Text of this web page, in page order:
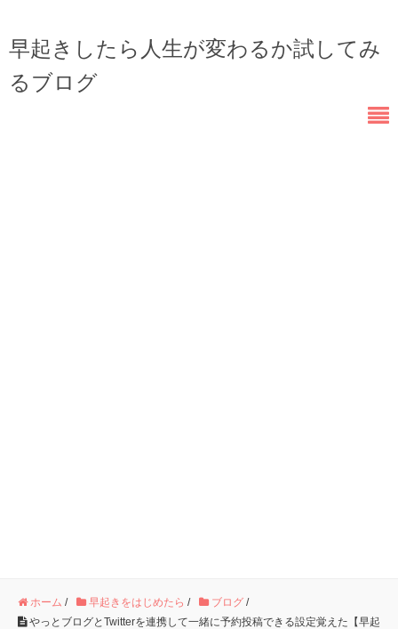
早起きしたら人生が変わるか試してみ
るブログ
ホーム / 早起きをはじめたら / ブログ /
やっとブログとTwitterを連携して一緒に予約投稿できる設定覚えた【早起